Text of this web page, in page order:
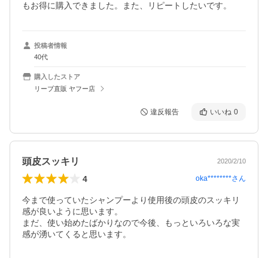
もお得に購入できました。また、リピートしたいです。
投稿者情報
40代
購入したストア
リーブ直販 ヤフー店
違反報告 いいね 0
頭皮スッキリ 2020/2/10
4 oka********さん
今まで使っていたシャンプーより使用後の頭皮のスッキリ
感が良いように思います。
まだ、使い始めたばかりなので今後、もっといろいろな実
感が湧いてくると思います。